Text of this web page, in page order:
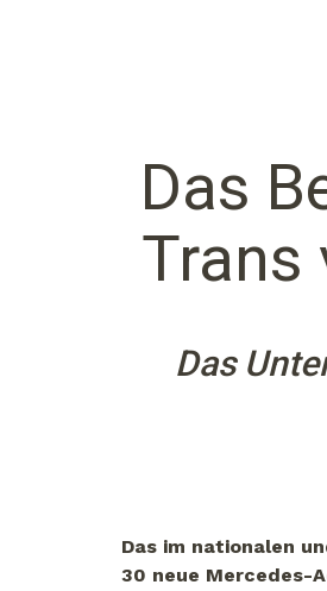
Das
Trans
Das
Das im nationalen
30 neue Mercedes-